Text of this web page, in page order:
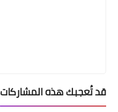
قد تُعجبك هذه المشاركات